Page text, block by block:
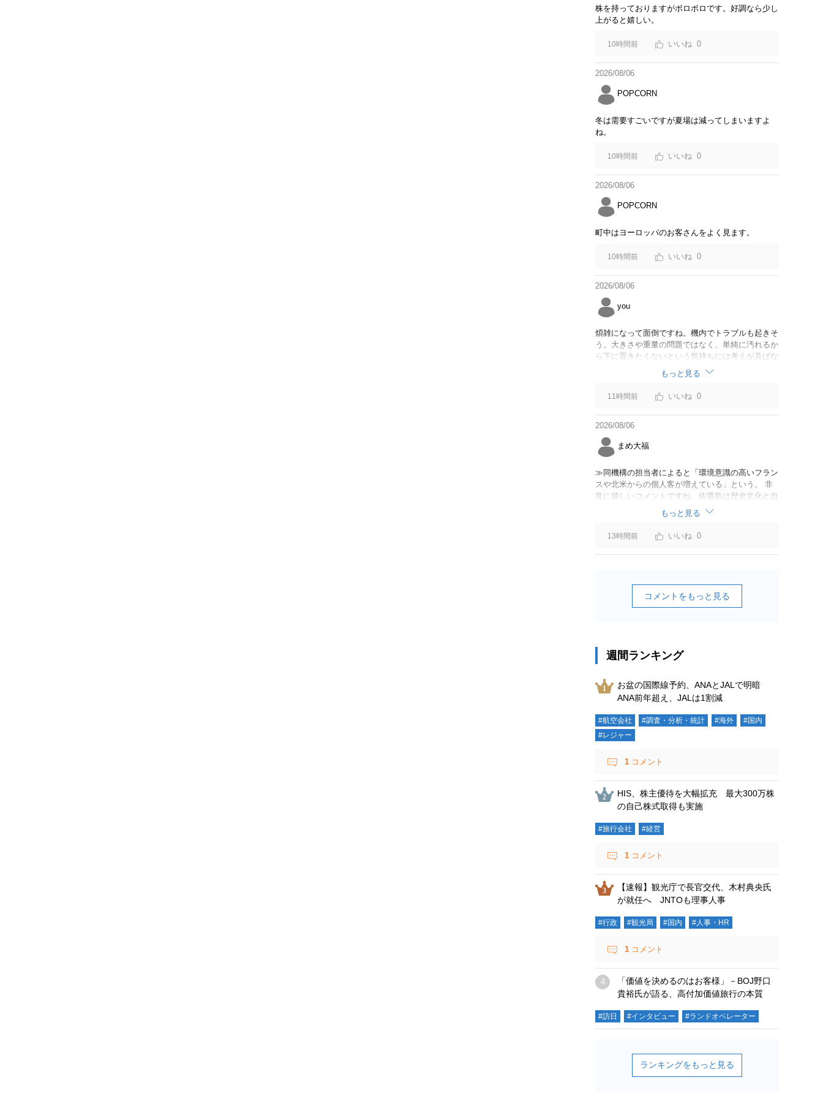
株を持っておりますがボロボロです。好調なら少し
上がると嬉しい。
10時間前 0
2026/08/06
POPCORN
冬は需要すごいですが夏場は減ってしまいますよ
ね。
10時間前 0
2026/08/06
POPCORN
町中はヨーロッパのお客さんをよく見ます。
10時間前 0
2026/08/06
you
煩雑になって面倒ですね。機内でトラブルも起きそ
う。大きさや重量の問題ではなく、単純に汚れるか
ら下に置きたくないという気持ちには考えが及ばな
かったのでしょうかね。いっそ、荷物棚を撤去した
座席を作って、座席指定も荷物も含んだプランとす
べて無しで格安プランで分けてもらった方がシンプ
ルで分かりやすいかも。どんどん料金が細分化され
て面倒です。
もっと見る
11時間前 0
2026/08/06
まめ大福
≫同機構の担当者によると「環境意識の高いフラン
スや北米からの個人客が増えている」という。 非
常に嬉しいコメントですね。佐渡島は歴史文化と自
然が相まっての土地となっているので、個人的には
環境意識の低い人は来ないでほしいです。「金がと
れるんじゃないか」と勝手に穴掘ったりしそうな国
の人は来ないでほしいですね。
もっと見る
13時間前 0
コメントをもっと見る
週間ランキング
お盆の国際線予約、ANAとJALで明暗
ANA前年超え、JALは1割減
#航空会社 #調査・分析・統計 #海外
#国内
#レジャー
1 コメント
HIS、株主優待を大幅拡充 最大300万株
の自己株式取得も実施
#旅行会社 #経営
1 コメント
【速報】観光庁で長官交代、木村典央氏
が就任へ JNTOも理事人事
#行政 #観光局 #国内 #人事・HR
1 コメント
「価値を決めるのはお客様」－BOJ野口
貴裕氏が語る、高付加価値旅行の本質
#訪日 #インタビュー #ランドオペレーター